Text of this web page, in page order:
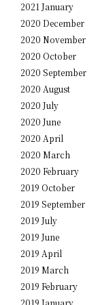
2021 January
2020 December
2020 November
2020 October
2020 September
2020 August
2020 July
2020 June
2020 April
2020 March
2020 February
2019 October
2019 September
2019 July
2019 June
2019 April
2019 March
2019 February